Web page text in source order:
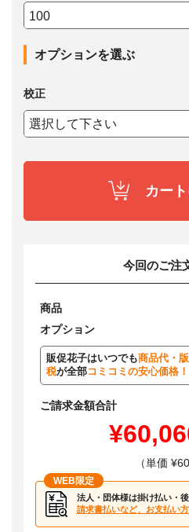
オプションを選ぶ
校正
カー
今回のご注
商品
オプション
販促花子はいつでも商品代・
税が全部コミコミの安心価格！
ご請求金額合計
（単価
WEB限定
法人・団体様は掛け払い・
請求書払いなど、お支払い